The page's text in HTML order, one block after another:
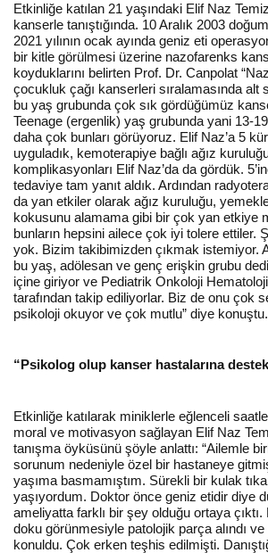
Etkinliğe katılan 21 yaşındaki Elif Naz
kanserle tanıştığında. 10 Aralık 2003
2021 yılının ocak ayında geniz eti
bir kitle görülmesi üzerine nazofarenks
koyduklarını belirten Prof. Dr. Canpolat
çocukluk çağı kanserleri sıralamasında alt
bu yaş grubunda çok sık gördüğümüz
Teenage (ergenlik) yaş grubunda yani 13-
daha çok bunları görüyoruz. Elif Naz’a 5
uyguladık, kemoterapiye bağlı ağız
komplikasyonları Elif Naz’da da gördük.
tedaviye tam yanıt aldık. Ardından
da yan etkiler olarak ağız kuruluğu,
kokusunu alamama gibi bir çok yan etkiye
bunların hepsini ailece çok iyi tolere ettiler.
yok. Bizim takibimizden çıkmak istemiyor.
bu yaş, adölesan ve genç erişkin grubu
içine giriyor ve Pediatrik Onkoloji
tarafından takip ediliyorlar. Biz de onu çok
psikoloji okuyor ve çok mutlu” diye konuştu.
“Psikolog olup kanser hastalarına
Etkinliğe katılarak miniklerle eğlenceli
moral ve motivasyon sağlayan Elif Naz
tanışma öyküsünü şöyle anlattı: “Ailemle
sorunum nedeniyle özel bir hastaneye
yaşıma basmamıştım. Sürekli bir kulak
yaşıyordum. Doktor önce geniz etidir diye
ameliyatta farklı bir şey olduğu ortaya
doku görünmesiyle patolojik parça alındı ve
konuldu. Çok erken teşhis edilmişti.